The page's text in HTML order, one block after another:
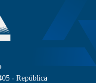
- República